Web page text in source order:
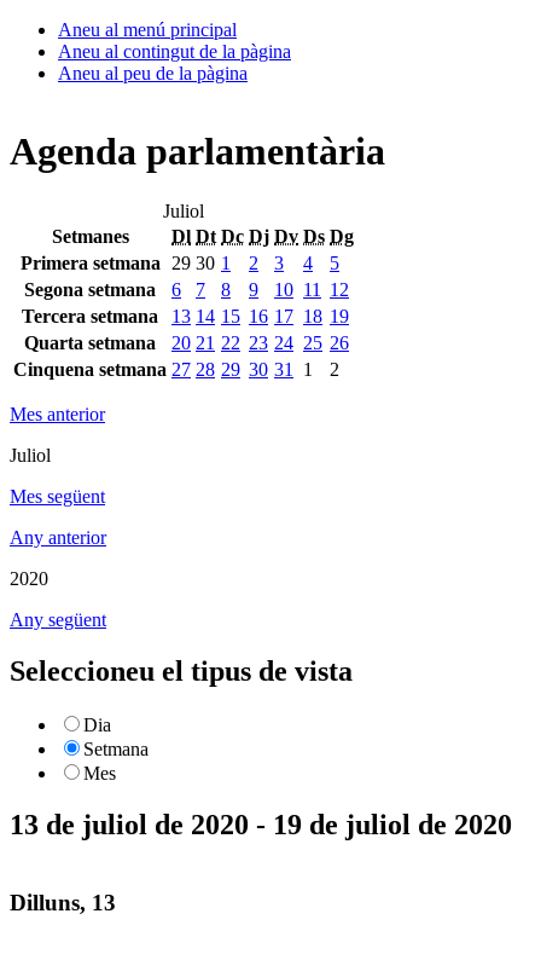
Aneu al menú principal
Aneu al contingut de la pàgina
Aneu al peu de la pàgina
Agenda parlamentària
Juliol
Setmanes
Dl Dt Dc Dj Dv Ds Dg
Primera setmana
29 30 1 2 3 4
5
Segona setmana
6 7 8 9 10 11
12
Tercera setmana
13 14 15 16 17 18 19
Quarta setmana
20 21 22 23 24 25 26
Cinquena setmana 27 28 29 30 31 1 2
Mes anterior
Juliol
Mes següent
Any anterior
2020
Any següent
Seleccioneu el tipus de vista
Dia
Setmana
Mes
13 de juliol de 2020 - 19 de juliol de 2020
Dilluns, 13